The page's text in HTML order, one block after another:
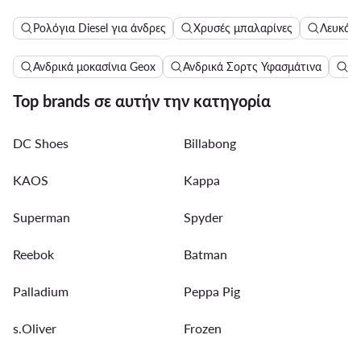
Ρολόγια Diesel για άνδρες Χρυσές μπαλαρίνες Λευκά
Ανδρικά μοκασίνια Geox Ανδρικά Σορτς Υφασμάτινα
Top brands σε αυτήν την κατηγορία
DC Shoes Billabong
KAOS Kappa
Superman Spyder
Reebok Batman
Palladium Peppa Pig
s.Oliver Frozen